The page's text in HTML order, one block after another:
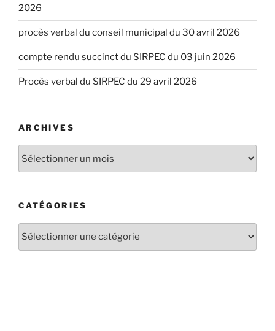
2026
procès verbal du conseil municipal du 30 avril 2026
compte rendu succinct du SIRPEC du 03 juin 2026
Procès verbal du SIRPEC du 29 avril 2026
ARCHIVES
CATÉGORIES